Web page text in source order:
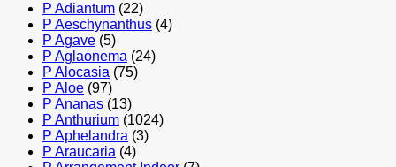
P Adiantum (22)
P Aeschynanthus (4)
P Agave (5)
P Aglaonema (24)
P Alocasia (75)
P Aloe (97)
P Ananas (13)
P Anthurium (1024)
P Aphelandra (3)
P Araucaria (4)